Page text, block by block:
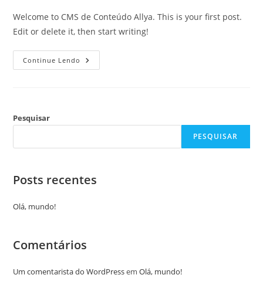
Welcome to CMS de Conteúdo Allya. This is your first post.
Edit or delete it, then start writing!
Continue Lendo
Pesquisar
PESQUISAR
Posts recentes
Olá, mundo!
Comentários
Um comentarista do WordPressemOlá, mundo!